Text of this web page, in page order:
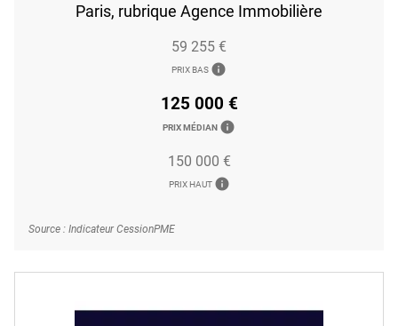
Paris, rubrique Agence Immobilière
59 255 €
PRIX BAS info
125 000 €
PRIX MÉDIAN info
150 000 €
PRIX HAUT info
Source : Indicateur CessionPME